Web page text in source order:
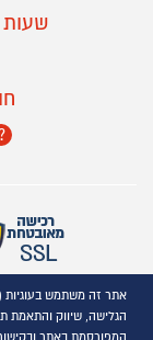
שעות
הגלישה, שיווק והתאמת